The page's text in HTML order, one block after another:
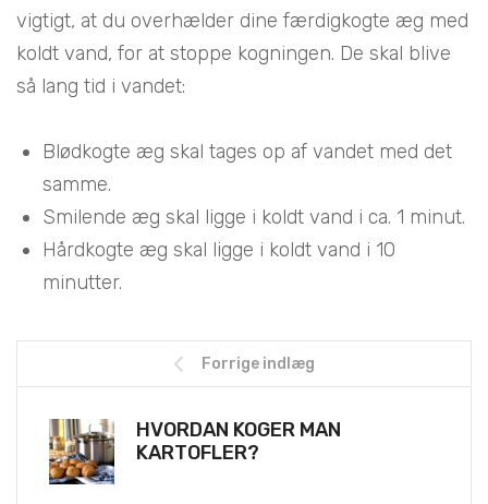
vigtigt, at du overhælder dine færdigkogte æg med
koldt vand, for at stoppe kogningen. De skal blive
så lang tid i vandet:
Blødkogte æg skal tages op af vandet med det
samme.
Smilende æg skal ligge i koldt vand i ca. 1 minut.
Hårdkogte æg skal ligge i koldt vand i 10
minutter.
Forrige indlæg
HVORDAN KOGER MAN
KARTOFLER?